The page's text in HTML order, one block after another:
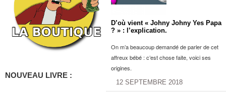
NOUVEAU LIVRE :
D’où vient « Johny Johny Yes Papa
? » : l’explication.
On m’a beaucoup demandé de parler de cet
affreux bébé : c’est chose faite, voici ses
origines.
12 SEPTEMBRE 2018